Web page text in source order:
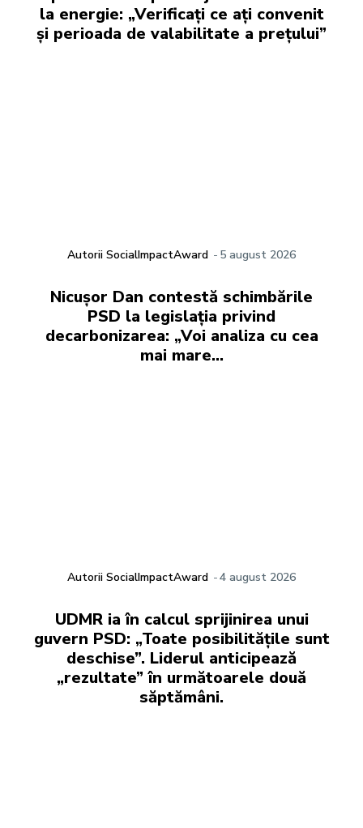
la energie: „Verificați ce ați convenit
și perioada de valabilitate a prețului”
Autorii SocialImpactAward - 5 august 2026
Nicușor Dan contestă schimbările
PSD la legislația privind
decarbonizarea: „Voi analiza cu cea
mai mare…
Autorii SocialImpactAward -4 august 2026
UDMR ia în calcul sprijinirea unui
guvern PSD: „Toate posibilitățile sunt
deschise”. Liderul anticipează
„rezultate” în următoarele două
săptămâni.